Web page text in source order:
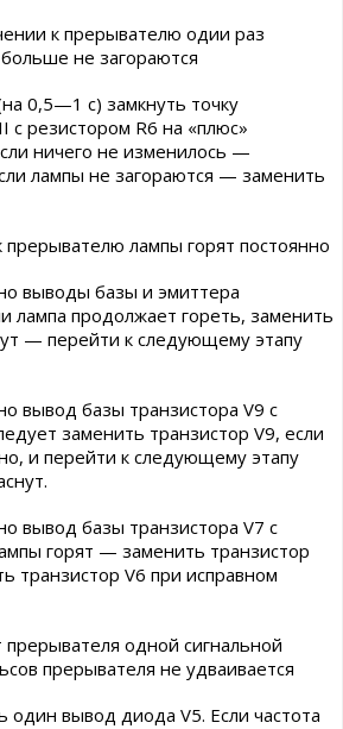
к прерывателю одии раз
не загораются
0,5—1 с) замкнуть точку
с резистором R6 на «плюс»
ничего не изменилось —
лампы не загораются — заменить
лампы горят постоянно
выводы базы и эмиттера
лампа продолжает гореть, заменить
— перейти к следующему этапу
вывод базы транзистора V9 с
заменить транзистор V9, если
и перейти к следующему этапу
вывод базы транзистора V7 с
горят — заменить транзистор
транзистор V6 при исправном
одной сигнальной
прерывателя не удваивается
один вывод диода V5. Если частота